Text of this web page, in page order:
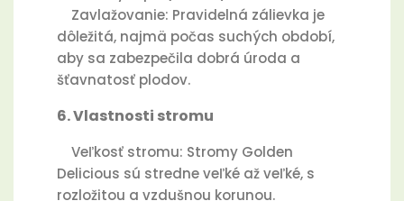
Zavlažovanie: Pravidelná zálievka je
dôležitá, najmä počas suchých období,
aby sa zabezpečila dobrá úroda a
šťavnatosť plodov.
6. Vlastnosti stromu
Veľkosť stromu: Stromy Golden
Delicious sú stredne veľké až veľké, s
rozložitou a vzdušnou korunou.